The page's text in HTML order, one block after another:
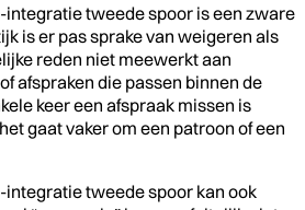
tweede spoor is een zware
is er pas sprake van weigeren als
reden niet meewerkt aan
afspraken die passen binnen de
keer een afspraak missen is
gaat vaker om een patroon of een
tweede spoor kan ook